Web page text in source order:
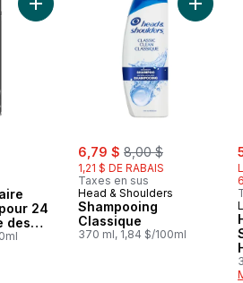
quotidienne 72 H
24
des
sale:
6,79 $ , formerly:
8,00 $
1,21 $ DE RABAIS
Taxes en sus
Head & Shoulders
Shampooing
Classique
370 ml, 1,84 $/100ml
Ajouter